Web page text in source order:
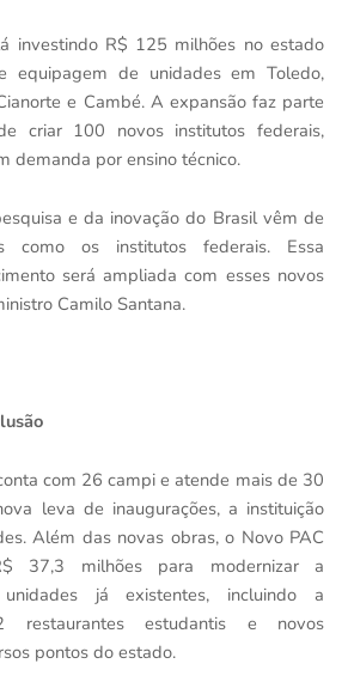
investindo R$ 125 milhões no estado
equipagem de unidades em Toledo,
e Cambé. A expansão faz parte
criar 100 novos institutos federais,
demanda por ensino técnico.
e da inovação do Brasil vêm de
como os institutos federais. Essa
será ampliada com esses novos
Camilo Santana.
com 26 campi e atende mais de 30
leva de inaugurações, a instituição
Além das novas obras, o Novo PAC
37,3 milhões para modernizar a
já existentes, incluindo a
restaurantes estudantis e novos
pontos do estado.